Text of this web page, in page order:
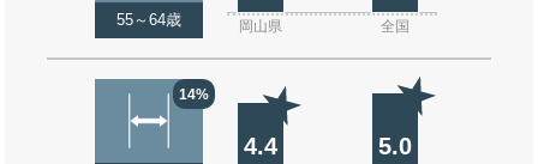
55～64歳 岡山県 全国
14%
4.4 5.0